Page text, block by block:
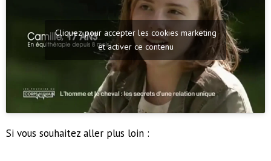
Cliquez pour accepter les cookies marketing
et activer ce contenu
Si vous souhaitez aller plus loin :